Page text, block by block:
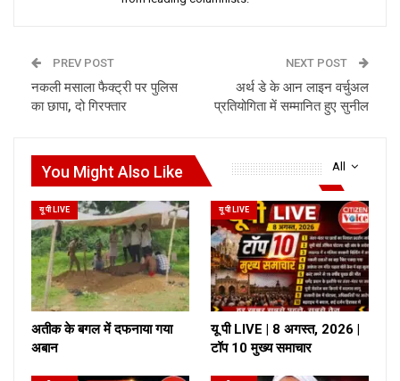
PREV POST
नकली मसाला फैक्ट्री पर पुलिस
का छापा, दो गिरफ्तार
NEXT POST
अर्थ डे के आन लाइन वर्चुअल
प्रतियोगिता में सम्मानित हुए सुनील
All
You Might Also Like
यू पी LIVE
अतीक के बगल में दफनाया गया
अबान
यू पी LIVE
यू पी LIVE | 8 अगस्त, 2026 |
टॉप 10 मुख्य समाचार